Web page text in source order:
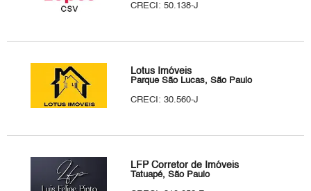
CRECI: 50.138-J
Lotus Imóveis
Parque São Lucas, São Paulo
CRECI: 30.560-J
LFP Corretor de Imóveis
Tatuapé, São Paulo